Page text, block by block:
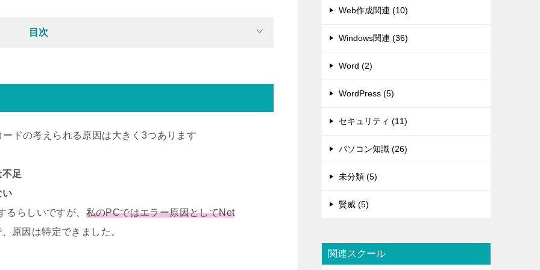
目次
ドの考えられる原因は大きく3つあります
足
い
らしいですが、 私のPCではエラー原因としてNet
原因は特定できました。
Web作成関連 (10)
Windows関連 (36)
Word (2)
WordPress (5)
セキュリティ (11)
パソコン知識 (26)
未分類 (5)
賢威 (5)
関連スクール